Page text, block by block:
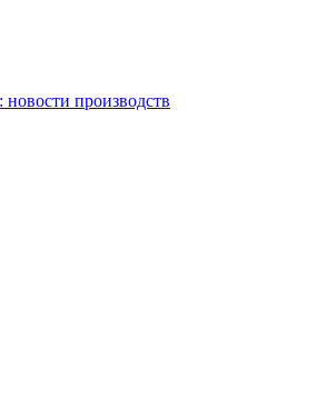
новости производств